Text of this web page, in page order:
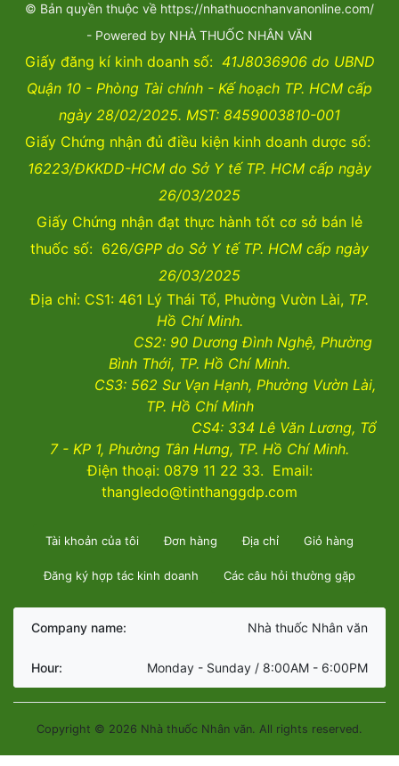
© Bản quyền thuộc về https://nhathuocnhanvanonline.com/
- Powered by NHÀ THUỐC NHÂN VĂN
Giấy đăng kí kinh doanh số: 41J8036906 do UBND
Quận 10 - Phòng Tài chính - Kế hoạch TP. HCM cấp
ngày 28/02/2025. MST: 8459003810-001
Giấy Chứng nhận đủ điều kiện kinh doanh dược số:
16223/ĐKKDD-HCM do Sở Y tế TP. HCM cấp ngày
26/03/2025
Giấy Chứng nhận đạt thực hành tốt cơ sở bán lẻ
thuốc số: 626/GPP do Sở Y tế TP. HCM cấp ngày
26/03/2025
Địa chỉ: CS1: 461 Lý Thái Tổ, Phường Vườn Lài, TP.
Hồ Chí Minh.
CS2: 90 Dương Đình Nghệ, Phường
Bình Thới, TP. Hồ Chí Minh.
CS3: 562 Sư Vạn Hạnh, Phường Vườn Lài,
TP. Hồ Chí Minh
CS4: 334 Lê Văn Lương, Tổ
7 - KP 1, Phường Tân Hưng, TP. Hồ Chí Minh.
Điện thoại: 0879 11 22 33. Email:
thangledo@tinthanggdp.com
Tài khoản của tôi Đơn hàng Địa chỉ Giỏ hàng
Đăng ký hợp tác kinh doanh Các câu hỏi thường gặp
Company name: Nhà thuốc Nhân văn
Hour: Monday - Sunday / 8:00AM - 6:00PM
Copyright © 2026 Nhà thuốc Nhân văn. All rights reserved.